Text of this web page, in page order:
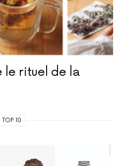
le rituel de la
TOP 10